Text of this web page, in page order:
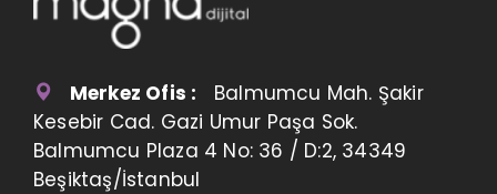
Merkez Ofis : Balmumcu Mah. Şakir
Kesebir Cad. Gazi Umur Paşa Sok.
Balmumcu Plaza 4 No: 36 / D:2, 34349
Beşiktaş/İstanbul